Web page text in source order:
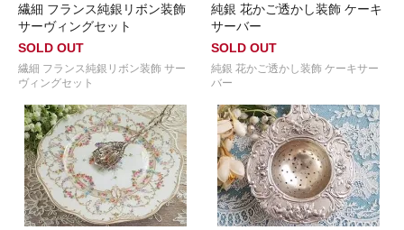
繊細 フランス純銀リボン装飾
サーヴィングセット
SOLD OUT
繊細 フランス純銀リボン装飾 サー
ヴィングセット
純銀 花かご透かし装飾 ケーキ
サーバー
SOLD OUT
純銀 花かご透かし装飾 ケーキサー
バー